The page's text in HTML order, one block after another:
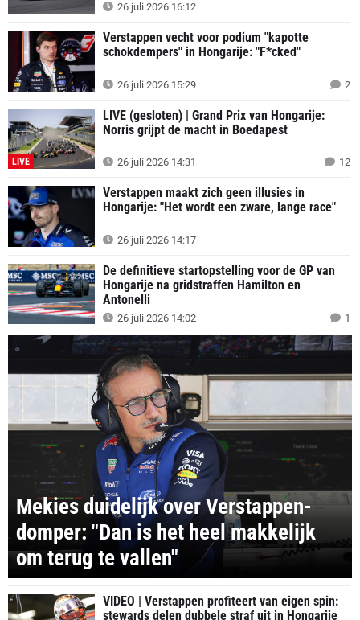
26 juli 2026 16:12
Verstappen vecht voor podium "kapotte
schokdempers" in Hongarije: "F*cked"
26 juli 2026 15:29 2
LIVE
LIVE (gesloten) | Grand Prix van Hongarije:
Norris grijpt de macht in Boedapest
26 juli 2026 14:31 12
Verstappen maakt zich geen illusies in
Hongarije: "Het wordt een zware, lange race"
26 juli 2026 14:17
De definitieve startopstelling voor de GP van
Hongarije na gridstraffen Hamilton en
Antonelli
26 juli 2026 14:02 1
Mekies duidelijk over Verstappen-
domper: "Dan is het heel makkelijk
om terug te vallen"
VIDEO | Verstappen profiteert van eigen spin:
stewards delen dubbele straf uit in Hongarije